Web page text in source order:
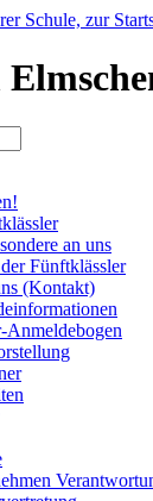
an uns
Fünftklässler
(Kontakt)
Anmeldebogen